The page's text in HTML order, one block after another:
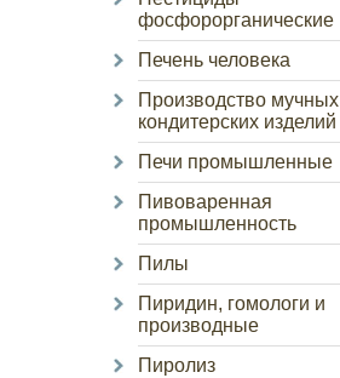
фосфорорганические
Печень человека
Производство мучных
кондитерских изделий
Печи промышленные
Пивоваренная
промышленность
Пилы
Пиридин, гомологи и
производные
Пиролиз